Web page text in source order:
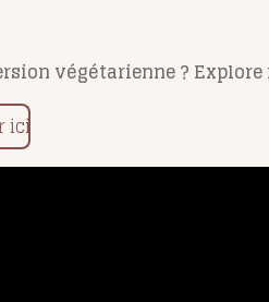
végétarienne ?
ici